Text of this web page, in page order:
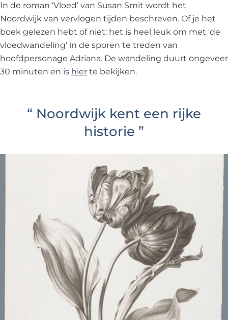
In de roman ‘Vloed’ van Susan Smit wordt het
Noordwijk van vervlogen tijden beschreven. Of je het
boek gelezen hebt of niet: het is heel leuk om met 'de
vloedwandeling' in de sporen te treden van
hoofdpersonage Adriana. De wandeling duurt ongeveer
30 minuten en is hier te bekijken.
“ Noordwijk kent een rijke
historie ”